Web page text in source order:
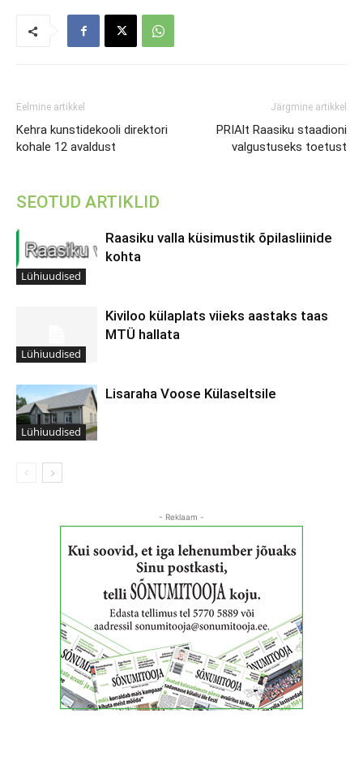
Eelmine artikkel
Kehra kunstidekooli direktori
kohale 12 avaldust
Järgmine artikkel
PRIAlt Raasiku staadioni
valgustuseks toetust
SEOTUD ARTIKLID
Lühiuudised
Raasiku valla küsimustik õpilasliinide
kohta
Lühiuudised
Kiviloo külaplats viieks aastaks taas
MTÜ hallata
Lühiuudised
Lisaraha Voose Külaseltsile
- Reklaam -